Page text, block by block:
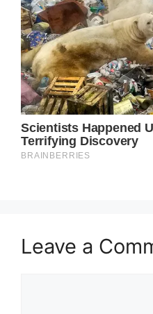
Leave a